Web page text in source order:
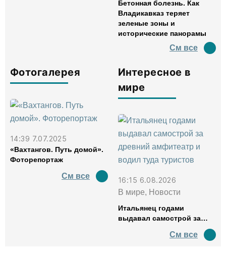
Бетонная болезнь. Как
Владикавказ теряет
зеленые зоны и
исторические панорамы
См все
Фотогалерея
14:39 7.07.2025
«Вахтангов. Путь домой».
Фоторепортаж
См все
Интересное в
мире
16:15 6.08.2026
В мире, Новости
Итальянец годами
выдавал самострой за
водил туда туристов
См все